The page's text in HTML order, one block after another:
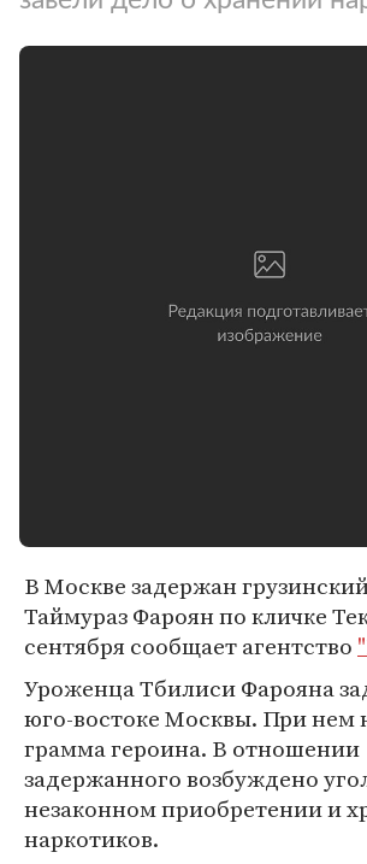
В Москве задержан
Таймураз Фароян по кличке
сентября сообщает агентство
Уроженца Тбилиси Фарояна
юго-востоке Москвы. При нем
грамма героина. В отношении
задержанного возбуждено
незаконном приобретении и
наркотиков.